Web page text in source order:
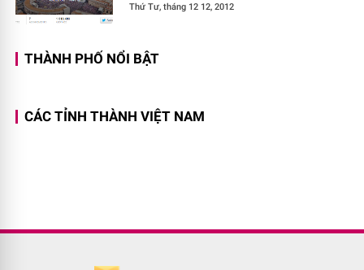
Thứ Tư, tháng 12 12, 2012
THÀNH PHỐ NỔI BẬT
CÁC TỈNH THÀNH VIỆT NAM